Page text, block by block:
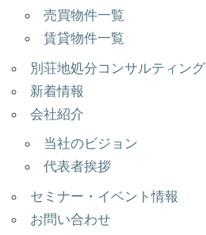
売買物件一覧
賃貸物件一覧
別荘地処分コンサルティング
新着情報
会社紹介
当社のビジョン
代表者挨拶
セミナー・イベント情報
お問い合わせ